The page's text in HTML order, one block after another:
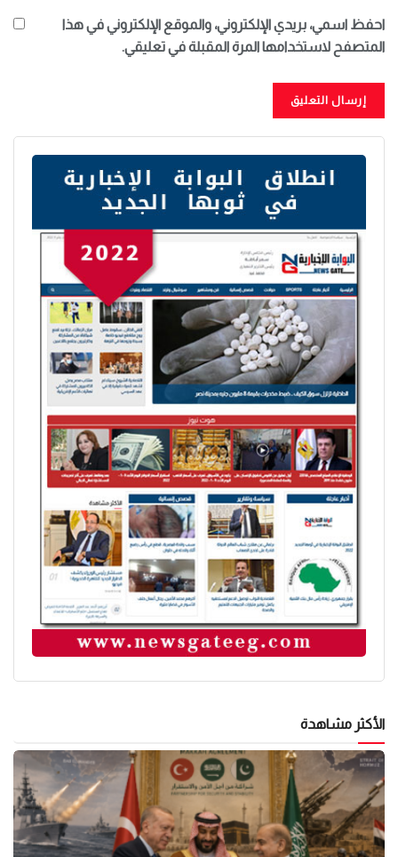
احفظ اسمي، بريدي الإلكتروني، والموقع الإلكتروني في هذا
المتصفح لاستخدامها المرة المقبلة في تعليقي.
الأكثر مشاهدة